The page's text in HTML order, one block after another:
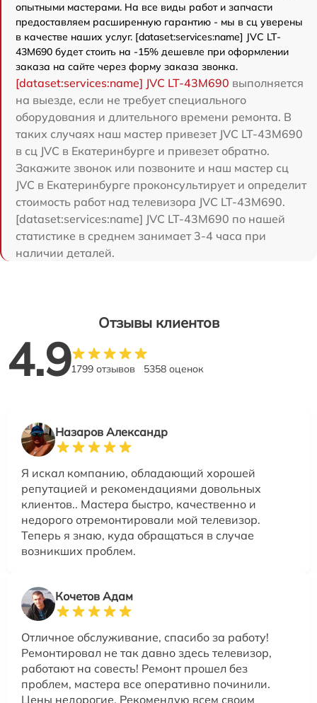
опытными мастерами. На все виды работ и запчасти
предоставляем расширенную гарантию - мы в сц уверены
в качестве наших услуг. [dataset:services:name] JVC LT-
43M690 будет стоить на -15% дешевле при оформлении
заказа на сайте через форму заказа звонка.
[dataset:services:name] JVC LT-43M690 выполняется
на выезде, если не требует специального
оборудования и длительного времени ремонта. В
таких случаях наш мастер привезет JVC LT-43M690
в сц JVC в Екатеринбурге и привезет обратно.
Закажите звонок или позвоните и наш мастер сц
JVC в Екатеринбурге проконсультирует и определит
стоимость работ над телевизора JVC LT-43M690.
[dataset:services:name] JVC LT-43M690 по нашей
статистике в среднем занимает 3-4 часа при
наличии деталей.
Отзывы клиентов
4.91799 отзывов 5358 оценок
Назаров Александр
Я искал компанию, обладающий хорошей
репутацией и рекомендациями довольных
клиентов.. Мастера быстро, качественно и
недорого отремонтировали мой телевизор.
Теперь я знаю, куда обращаться в случае
возникших проблем.
Кочетов Адам
Отличное обслуживание, спасибо за работу!
Ремонтировал не так давно здесь телевизор,
работают на совесть! Ремонт прошел без
проблем, мастера все оперативно починили.
Цены недорогие. Рекомендую всем своим